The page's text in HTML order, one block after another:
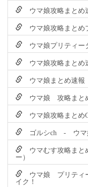
ウマ娘攻略まと
ウマ娘攻略まとめ
ウマ娘プリティー
ウマ娘攻略まとめ
ウマ娘まとめ速報
ウマ娘 攻略まと
ウマ娘攻略まとめ
ゴルシch - ウマ
ウマむす攻略まと
ー）
ウマ娘 プリティ
イク！